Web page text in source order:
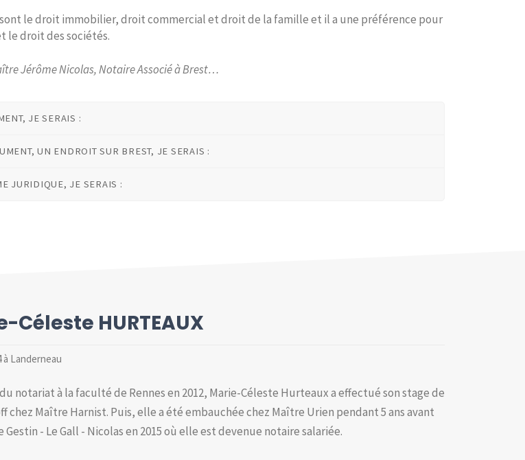
sont le droit immobilier, droit commercial et droit de la famille et il a une préférence pour
le droit des sociétés.
Jérôme Nicolas, Notaire Associé à Brest…
JE SERAIS :
UN ENDROIT SUR BREST, JE SERAIS :
JURIDIQUE, JE SERAIS :
HURTEAUX
à Landerneau
notariat à la faculté de Rennes en 2012, Marie-Céleste Hurteaux a effectué son stage de
chez Maître Harnist. Puis, elle a été embauchée chez Maître Urien pendant 5 ans avant
- Le Gall - Nicolas en 2015 où elle est devenue notaire salariée.